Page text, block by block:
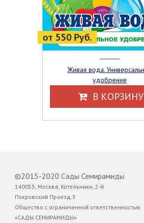
от 550 Руб.
Живая вода. Универсальное
удобрение
В КОРЗИНУ
©2015-2020 Сады Семирамиды
140055, Москва, Котельники, 2-й
Покровский Проезд,3
Общество с ограниченной ответственностью
«САДЫ СЕМИРАМИДЫ»